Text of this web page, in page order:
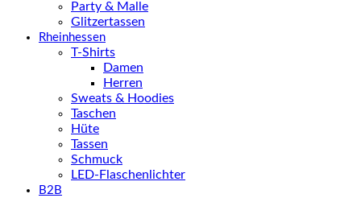
Party & Malle
Glitzertassen
Rheinhessen
T-Shirts
Damen
Herren
Sweats & Hoodies
Taschen
Hüte
Tassen
Schmuck
LED-Flaschenlichter
B2B